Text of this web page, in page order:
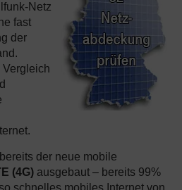
Netz
fast
der
der neue mobile
(4G) ausgebaut – bereits 99%
schnelles mobiles Internet von